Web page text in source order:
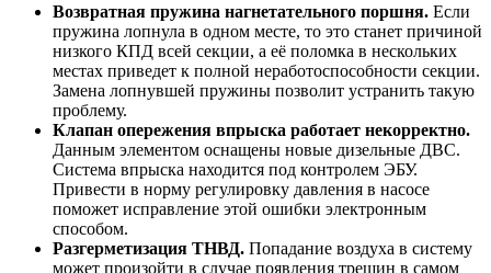
Возвратная пружина нагнетательного поршня. Если
пружина лопнула в одном месте, то это станет причиной
низкого КПД всей секции, а её поломка в нескольких
местах приведет к полной неработоспособности секции.
Замена лопнувшей пружины позволит устранить такую
проблему.
Клапан опережения впрыска работает некорректно.
Данным элементом оснащены новые дизельные ДВС.
Система впрыска находится под контролем ЭБУ.
Привести в норму регулировку давления в насосе
поможет исправление этой ошибки электронным
способом.
Разгерметизация ТНВД. Попадание воздуха в систему
может произойти в случае появления трещин в самом